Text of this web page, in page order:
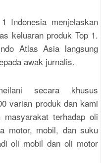
Indonesia menjelaskan
keluaran produk Top 1.
Atlas Asia langsung
awak jurnalis.
secara khusus
varian produk dan kami
masyarakat terhadap oli
motor, mobil, dan suku
oli mobil dan oli motor